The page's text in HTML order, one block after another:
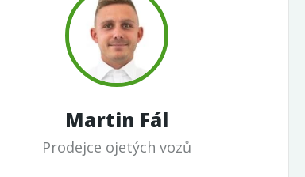
Martin Fál
Prodejce ojetých vozů